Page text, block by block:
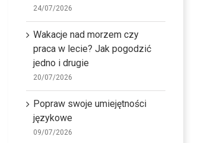
24/07/2026
Wakacje nad morzem czy
praca w lecie? Jak pogodzić
jedno i drugie
20/07/2026
Popraw swoje umiejętności
językowe
09/07/2026